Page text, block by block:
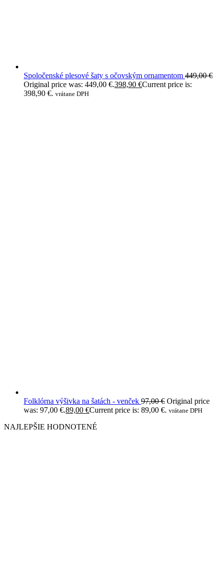
Spoločenské plesové šaty s očovským ornamentom 449,00€
Original price was: 449,00 €.398,90 €Current price is:
398,90 €. vrátane DPH
Folklórna výšivka na šatách - venček 97,00€ Original price
was: 97,00 €.89,00 €Current price is: 89,00 €. vrátane DPH
NAJLEPŠIE HODNOTENÉ